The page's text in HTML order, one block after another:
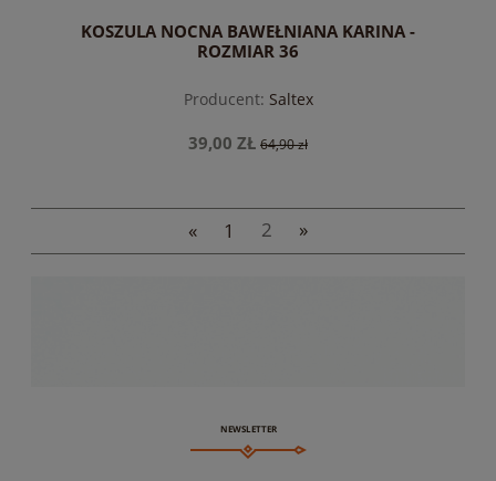
KOSZULA NOCNA BAWEŁNIANA KARINA -
ROZMIAR 36
Producent: Saltex
39,00 ZŁ 64,90 zł
« 1 2 »
NEWSLETTER